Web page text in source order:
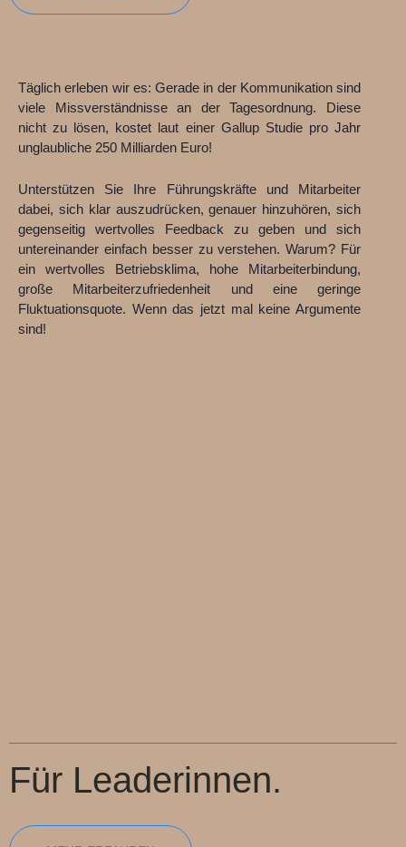
Täglich erleben wir es: Gerade in der Kommunikation sind
viele Missverständnisse an der Tagesordnung. Diese
nicht zu lösen, kostet laut einer Gallup Studie pro Jahr
unglaubliche 250 Milliarden Euro!
Unterstützen Sie Ihre Führungskräfte und Mitarbeiter
dabei, sich klar auszudrücken, genauer hinzuhören, sich
gegenseitig wertvolles Feedback zu geben und sich
untereinander einfach besser zu verstehen. Warum? Für
ein wertvolles Betriebsklima, hohe Mitarbeiterbindung,
große Mitarbeiterzufriedenheit und eine geringe
Fluktuationsquote. Wenn das jetzt mal keine Argumente
sind!
Für Leaderinnen.